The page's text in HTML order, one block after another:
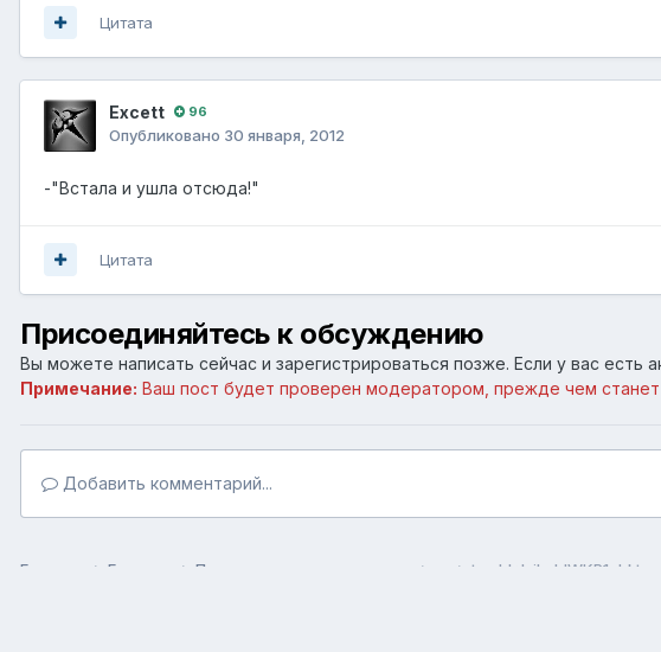
Цитата
Excett 96
Опубликовано 30 января, 2012
-"Встала и ушла отсюда!"
Цитата
Присоединяйтесь к обсуждению
Вы можете написать сейчас и зарегистрироваться позже. Если у вас есть
Примечание: Ваш пост будет проверен модератором, прежде чем
Добавить комментарий...
Главная Галерея Пользовательские галереи tumblr lyjbyhlWKP1qhktag